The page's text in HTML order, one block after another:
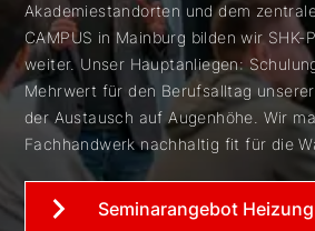
Akademiestandorten und dem
CAMPUS in Mainburg bilden wir
weiter. Unser Hauptanliegen:
Mehrwert für den Berufsalltag
der Austausch auf Augenhöhe. Wir
Fachhandwerk nachhaltig fit für die
Seminarangebot Heizung